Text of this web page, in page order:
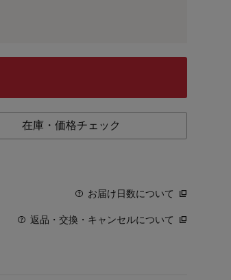
在庫・価格チェック
お届け日数について
返品・交換・キャンセルについて